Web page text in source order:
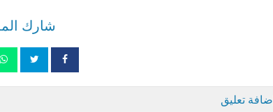
شارك
إضافة تعليق